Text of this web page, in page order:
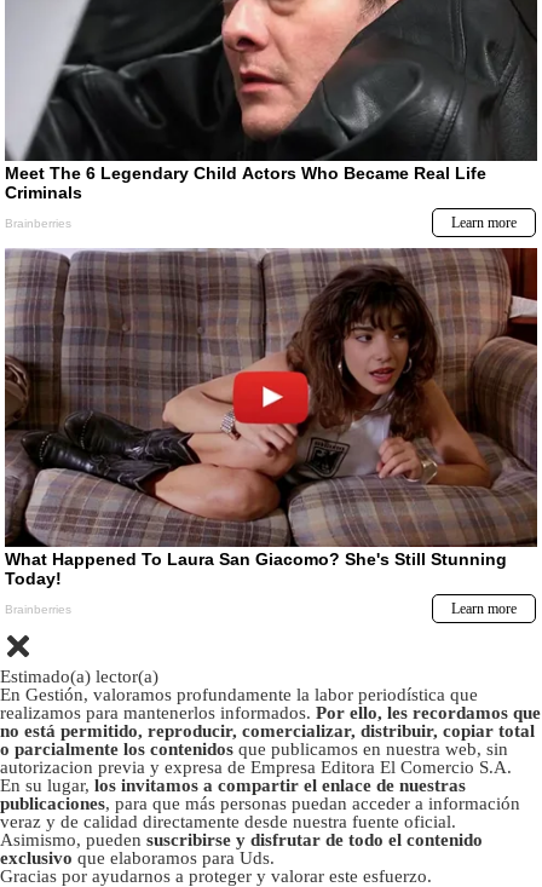
Estimado(a) lector(a)
En Gestión, valoramos profundamente la labor periodística que
realizamos para mantenerlos informados. Por ello, les recordamos que
no está permitido, reproducir, comercializar, distribuir, copiar total
o parcialmente los contenidos que publicamos en nuestra web, sin
autorizacion previa y expresa de Empresa Editora El Comercio S.A.
En su lugar, los invitamos a compartir el enlace de nuestras
publicaciones, para que más personas puedan acceder a información
veraz y de calidad directamente desde nuestra fuente oficial.
Asimismo, pueden suscribirse y disfrutar de todo el contenido
exclusivo que elaboramos para Uds.
Gracias por ayudarnos a proteger y valorar este esfuerzo.